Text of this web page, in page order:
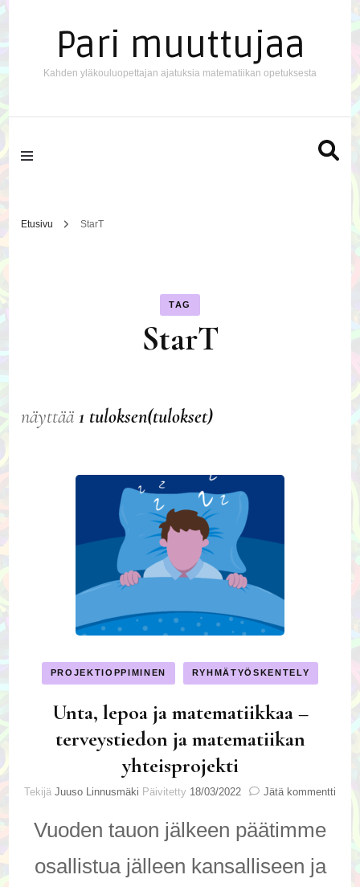
Pari muuttujaa
Kahden yläkouluopettajan ajatuksia matematiikan opetuksesta
Etusivu StarT
TAG
StarT
näyttää1 tuloksen(tulokset)
PROJEKTIOPPIMINEN RYHMÄTYÖSKENTELY
Unta, lepoa ja matematiikkaa –
terveystiedon ja matematiikan
yhteisprojekti
Tekijä Juuso Linnusmäki Päivitetty 18/03/2022 Jätä kommentti
Vuoden tauon jälkeen päätimme
osallistua jälleen kansalliseen ja